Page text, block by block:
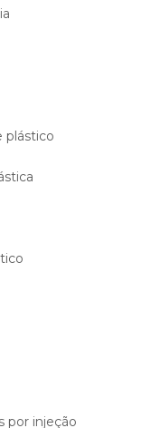
plástico
por injeção